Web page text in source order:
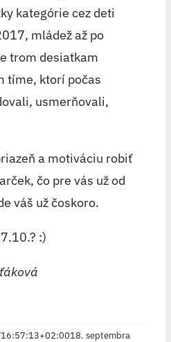
kategórie cez deti
mládež až po
trom desiatkam
tíme, ktorí počas
usmerňovali,
a motiváciu robiť
čo pre vás už od
váš už čoskoro.
:)
18. septembra